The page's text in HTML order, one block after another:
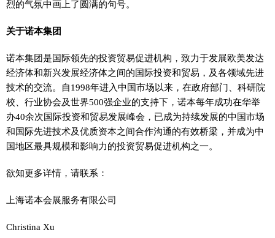
烈的气氛中画上了圆满的句号。
关于诺本集团
诺本集团是国际领先的投资贸易促进机构，致力于发展欧美发达
经济体和新兴发展经济体之间的国际投资和贸易，及各领域先进
技术的交流。自1998年进入中国市场以来，在政府部门、科研院
校、行业协会及世界500强企业的支持下，诺本每年成功在华举
办40余次国际投资和贸易发展峰会，已成为持续发展的中国市场
和国际先进技术及优质资本之间合作沟通的有效桥梁，并成为中
国地区最具规模和影响力的投资贸易促进机构之一。
欲知更多详情，请联系：
上海诺本会展服务有限公司
Christina Xu